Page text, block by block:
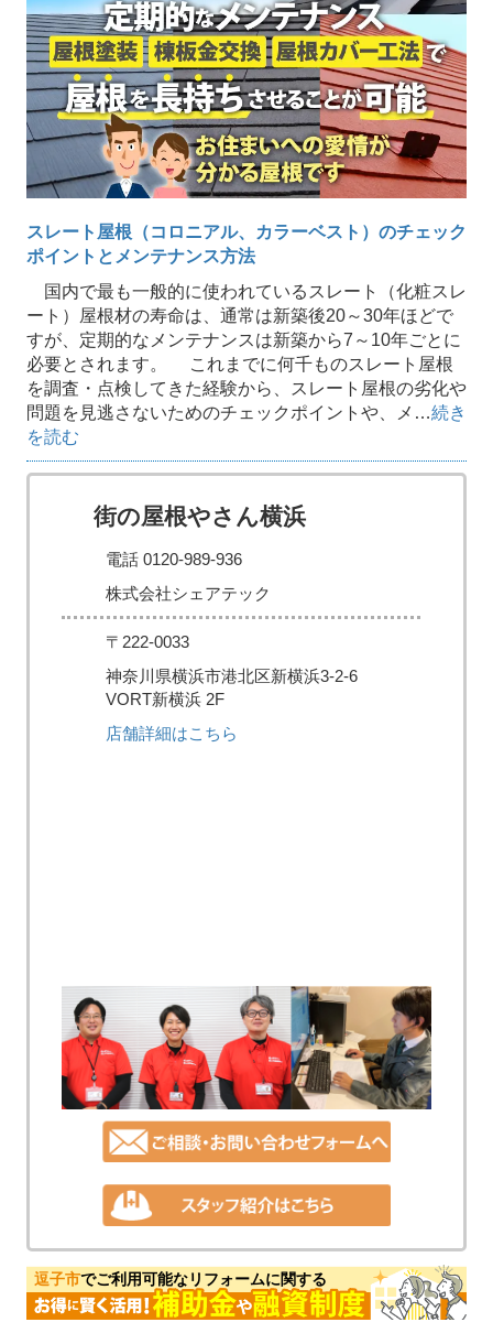
スレート屋根（コロニアル、カラーベスト）のチェック
ポイントとメンテナンス方法
国内で最も一般的に使われているスレート（化粧スレ
ート）屋根材の寿命は、通常は新築後20～30年ほどで
すが、定期的なメンテナンスは新築から7～10年ごとに
必要とされます。 これまでに何千ものスレート屋根
を調査・点検してきた経験から、スレート屋根の劣化や
問題を見逃さないためのチェックポイントや、メ…続き
を読む
街の屋根やさん横浜
電話 0120-989-936
株式会社シェアテック
〒222-0033
神奈川県横浜市港北区新横浜3-2-6
VORT新横浜 2F
店舗詳細はこちら
逗子市でご利用可能なリフォームに関する